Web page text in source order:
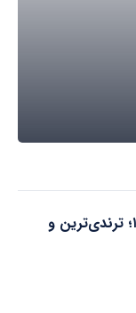
۱۵ مدل مانتو ۱۴۰۴؛ ترندی‌ترین و